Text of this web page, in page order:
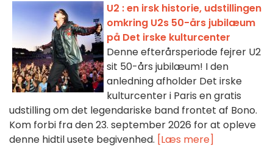
U2 : en irsk historie, udstillingen
omkring U2s 50-års jubilæum
på Det irske kulturcenter
Denne efterårsperiode fejrer U2
sit 50-års jubilæum! I den
anledning afholder Det irske
kulturcenter i Paris en gratis
udstilling om det legendariske band frontet af Bono.
Kom forbi fra den 23. september 2026 for at opleve
denne hidtil usete begivenhed. [Læs mere]